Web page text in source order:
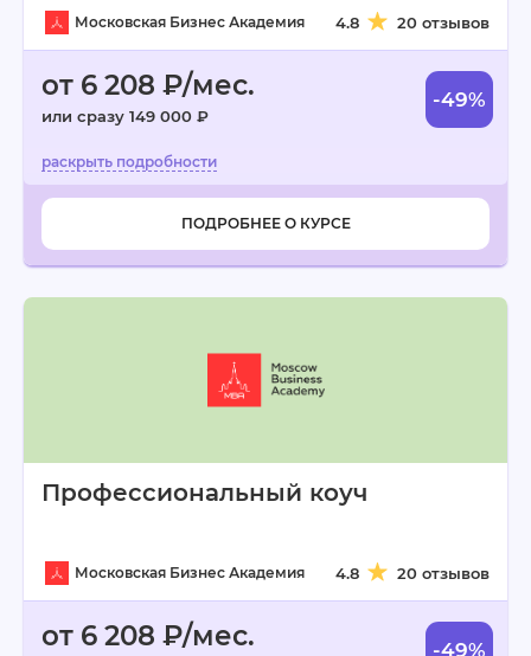
Московская Бизнес Академия 4.8 20 отзывов
от 6 208 ₽/мес.
или сразу 149 000 ₽
-49%
ПОДРОБНЕЕ О КУРСЕ
Профессиональный коуч
Московская Бизнес Академия 4.8 20 отзывов
от 6 208 ₽/мес. -49%